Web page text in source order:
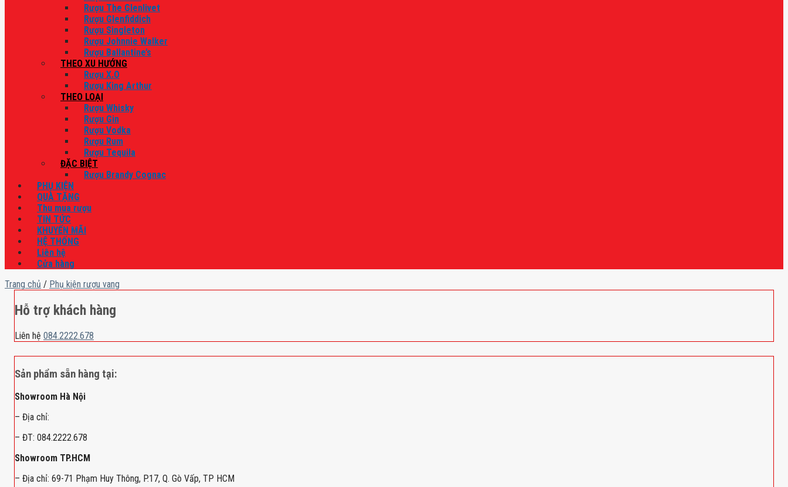
Rượu The Glenlivet
Rượu Glenfiddich
Rượu Singleton
Rượu Johnnie Walker
Rượu Ballantine’s
THEO XU HƯỚNG
Rượu X.O
Rượu King Arthur
THEO LOẠI
Rượu Whisky
Rượu Gin
Rượu Vodka
Rượu Rum
Rượu Tequila
ĐẶC BIỆT
Rượu Brandy Cognac
PHỤ KIỆN
QUÀ TẶNG
Thu mua rượu
TIN TỨC
KHUYẾN MÃI
HỆ THỐNG
Liên hệ
Cửa hàng
Trang chủ / Phụ kiện rượu vang
Hỗ trợ khách hàng
Liên hệ 084.2222.678
Sản phẩm sẵn hàng tại:
Showroom Hà Nội
– Địa chỉ:
– ĐT: 084.2222.678
Showroom TP.HCM
– Địa chỉ: 69-71 Phạm Huy Thông, P.17, Q. Gò Vấp, TP HCM